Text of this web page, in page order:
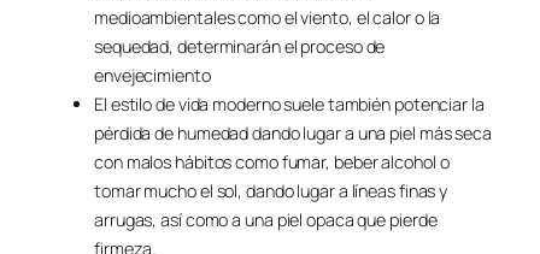
medioambientales como el viento, el calor o la
sequedad, determinarán el proceso de
envejecimiento
El estilo de vida moderno suele también potenciar la
pérdida de humedad dando lugar a una piel más seca
con malos hábitos como fumar, beber alcohol o
tomar mucho el sol, dando lugar a líneas finas y
arrugas, así como a una piel opaca que pierde
firmeza.